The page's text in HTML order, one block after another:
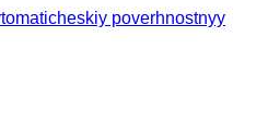
poverhnostnyy